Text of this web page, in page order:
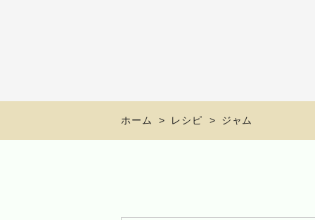
ホーム レシピ ジャム